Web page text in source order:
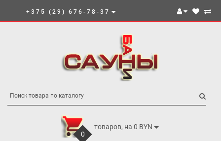
+375 (29) 676-78-37
0
товаров, на 0 BYN